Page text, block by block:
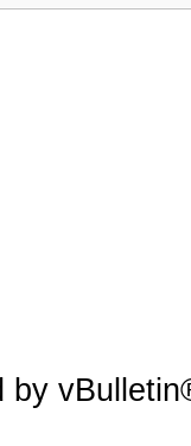
by